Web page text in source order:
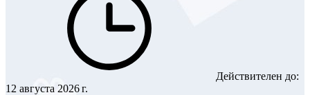
Действителен до:
12 августа 2026 г.